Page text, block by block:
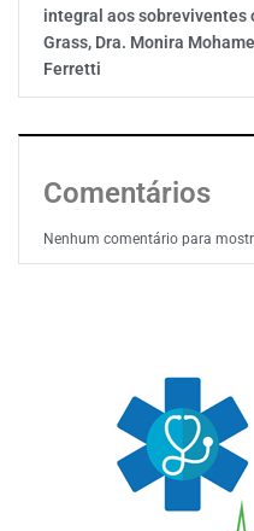
integral aos sobreviventes
Grass, Dra. Monira
Ferretti
Comentários
Nenhum comentário para